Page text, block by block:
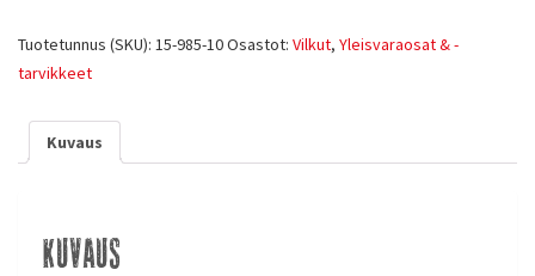
Tuotetunnus (SKU): 15-985-10Osastot: Vilkut, Yleisvaraosat & -
tarvikkeet
Kuvaus
Kuvaus